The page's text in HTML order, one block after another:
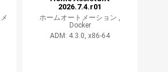
2026.7.4.r01
ホームオートメーション ,
Docker
ADM: 4.3.0, x86-64